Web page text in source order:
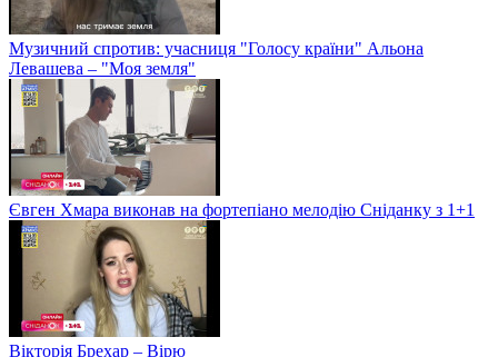
Музичний спротив: учасниця "Голосу країни" Альона
Левашева – "Моя земля"
Євген Хмара виконав на фортепіано мелодію Сніданку з 1+1
Вікторія Брехар – Вірю